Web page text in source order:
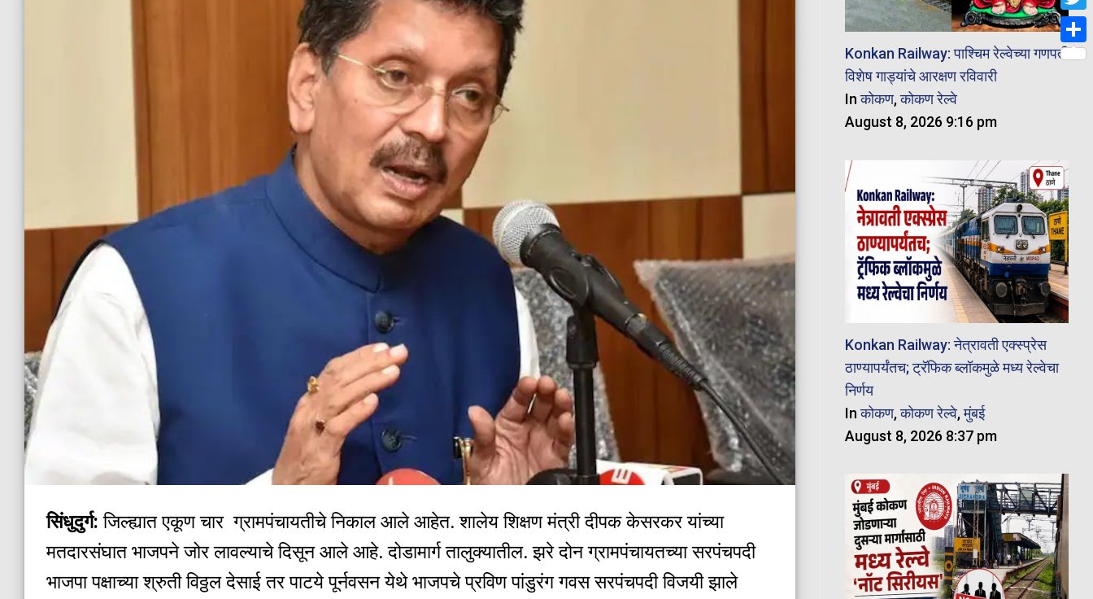
सिंधुदुर्ग: जिल्ह्यात एकूण चार ग्रामपंचायतीचे निकाल आले आहेत. शालेय शिक्षण मंत्री दीपक केसरकर यांच्या
मतदारसंघात भाजपने जोर लावल्याचे दिसून आले आहे. दोडामार्ग तालुक्यातील. झरे दोन ग्रामपंचायतच्या सरपंचपदी
भाजपा पक्षाच्या श्रुती विठ्ठल देसाई तर पाटये पूर्नवसन येथे भाजपचे प्रविण पांडुरंग गवस सरपंचपदी विजयी झाले
Konkan Railway: पाश्चिम रेल्वेच्या गणपती
विशेष गाड्यांचे आरक्षण रविवारी
Inकोकण,कोकण रेल्वे
August 8, 2026 9:16 pm
Konkan Railway: नेत्रावती एक्स्प्रेस
ठाण्यापर्यंतच; ट्रॅफिक ब्लॉकमुळे मध्य रेल्वेचा
निर्णय
Inकोकण,कोकण रेल्वे,मुंबई
August 8, 2026 8:37 pm